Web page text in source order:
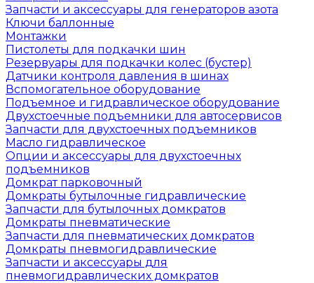
Запчасти и аксессуары для генераторов азота
Ключи баллонные
Монтажки
Пистолеты для подкачки шин
Резервуары для подкачки колес (бустер)
Датчики контроля давления в шинах
Вспомогательное оборудование
Подъемное и гидравлическое оборудование
Двухстоечные подъемники для автосервисов
Запчасти для двухстоечных подъемников
Масло гидравлическое
Опции и аксессуары для двухстоечных
подъемников
Домкрат парковочный
Домкраты бутылочные гидравлические
Запчасти для бутылочных домкратов
Домкраты пневматические
Запчасти для пневматических домкратов
Домкраты пневмогидравлические
Запчасти и аксессуары для
пневмогидравлических домкратов